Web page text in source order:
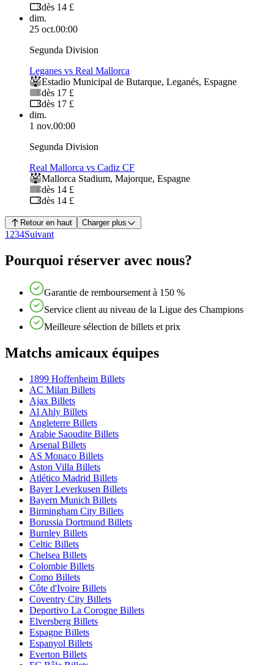
dès 14 £
dim.
25 oct.00:00
Segunda Division
Leganes vs Real Mallorca
Estadio Municipal de Butarque, Leganés, Espagne
dès 17 £
dès 17 £
dim.
1 nov.00:00
Segunda Division
Real Mallorca vs Cadiz CF
Mallorca Stadium, Majorque, Espagne
dès 14 £
dès 14 £
Retour en haut Charger plus
1 234Suivant
Pourquoi réserver avec nous?
Garantie de remboursement à 150 %
Service client au niveau de la Ligue des Champions
Meilleure sélection de billets et prix
Matchs amicaux équipes
1899 Hoffenheim Billets
AC Milan Billets
Ajax Billets
Al Ahly Billets
Angleterre Billets
Arabie Saoudite Billets
Arsenal Billets
AS Monaco Billets
Aston Villa Billets
Atlético Madrid Billets
Bayer Leverkusen Billets
Bayern Munich Billets
Birmingham City Billets
Borussia Dortmund Billets
Burnley Billets
Celtic Billets
Chelsea Billets
Colombie Billets
Como Billets
Côte d'Ivoire Billets
Coventry City Billets
Deportivo La Corogne Billets
Elversberg Billets
Espagne Billets
Espanyol Billets
Everton Billets